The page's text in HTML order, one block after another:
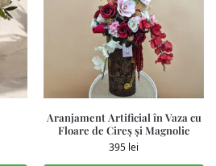
Aranjament Artificial în Vaza cu
Floare de Cireș și Magnolie
395 lei